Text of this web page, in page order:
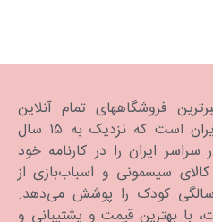
فروشگاههای تمام آنلاین
سیسمونی و اسباب‌بازی در ایران است که نزدیک به ۱۵ سال
ایران را در کارنامه خود
سیسمونی و اسباب‌بازی از
دوره بارداری تا بالاتر از 5 سالگی کودک را پوشش می‌دهد.
با بهترین قیمت و پشتیبانی و